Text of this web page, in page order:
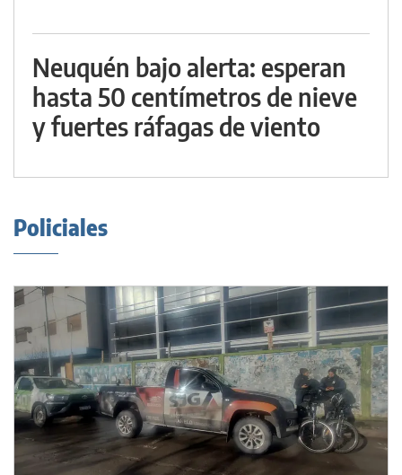
Neuquén bajo alerta: esperan
hasta 50 centímetros de nieve
y fuertes ráfagas de viento
Policiales